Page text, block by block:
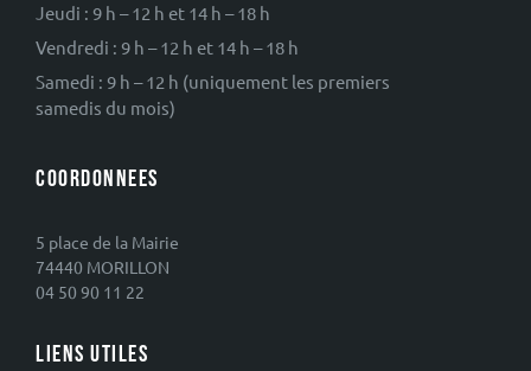
Jeudi : 9 h – 12 h et 14 h – 18 h
Vendredi : 9 h – 12 h et 14 h – 18 h
Samedi : 9 h – 12 h (uniquement les premiers
samedis du mois)
COORDONNEES
5 place de la Mairie
74440 MORILLON
04 50 90 11 22
LIENS UTILES